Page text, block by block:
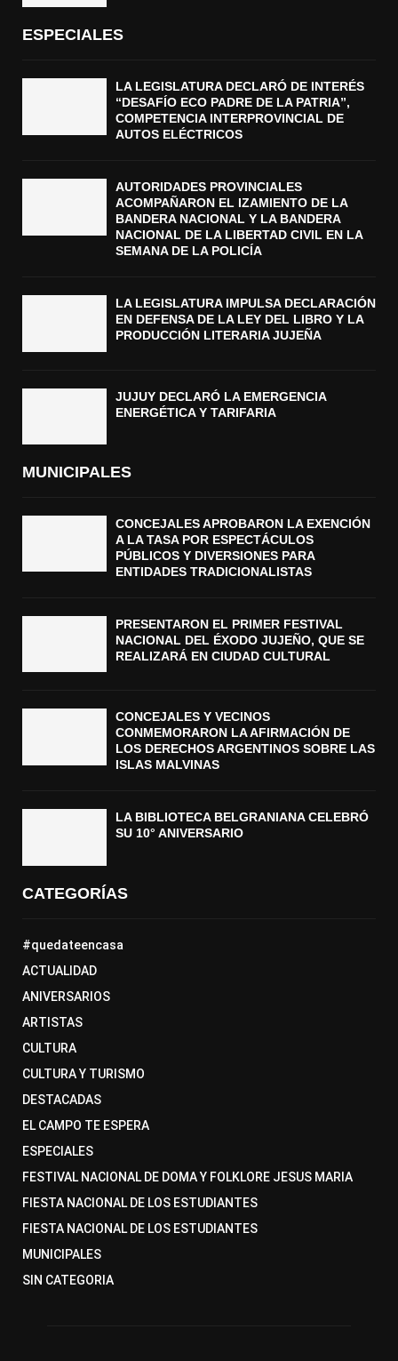
ESPECIALES
LA LEGISLATURA DECLARÓ DE INTERÉS
“DESAFÍO ECO PADRE DE LA PATRIA”,
COMPETENCIA INTERPROVINCIAL DE
AUTOS ELÉCTRICOS
AUTORIDADES PROVINCIALES
ACOMPAÑARON EL IZAMIENTO DE LA
BANDERA NACIONAL Y LA BANDERA
NACIONAL DE LA LIBERTAD CIVIL EN LA
SEMANA DE LA POLICÍA
LA LEGISLATURA IMPULSA DECLARACIÓN
EN DEFENSA DE LA LEY DEL LIBRO Y LA
PRODUCCIÓN LITERARIA JUJEÑA
JUJUY DECLARÓ LA EMERGENCIA
ENERGÉTICA Y TARIFARIA
MUNICIPALES
CONCEJALES APROBARON LA EXENCIÓN
A LA TASA POR ESPECTÁCULOS
PÚBLICOS Y DIVERSIONES PARA
ENTIDADES TRADICIONALISTAS
PRESENTARON EL PRIMER FESTIVAL
NACIONAL DEL ÉXODO JUJEÑO, QUE SE
REALIZARÁ EN CIUDAD CULTURAL
CONCEJALES Y VECINOS
CONMEMORARON LA AFIRMACIÓN DE
LOS DERECHOS ARGENTINOS SOBRE LAS
ISLAS MALVINAS
LA BIBLIOTECA BELGRANIANA CELEBRÓ
SU 10° ANIVERSARIO
CATEGORÍAS
#quedateencasa
ACTUALIDAD
ANIVERSARIOS
ARTISTAS
CULTURA
CULTURA Y TURISMO
DESTACADAS
EL CAMPO TE ESPERA
ESPECIALES
FESTIVAL NACIONAL DE DOMA Y FOLKLORE JESUS MARIA
FIESTA NACIONAL DE LOS ESTUDIANTES
FIESTA NACIONAL DE LOS ESTUDIANTES
MUNICIPALES
SIN CATEGORIA